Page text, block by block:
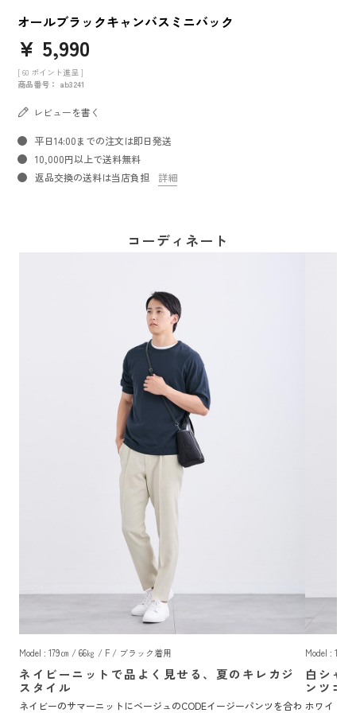
オールブラックキャンバスミニバック
¥ 5,990
[ 60 ポイント進呈 ]
商品番号
ab3241
レビューを書く
平日14:00までの注文は即日発送
10,000円以上で送料無料
返品交換の送料は当店負担
詳細
コーディネート
Model : 179㎝ / 66㎏ / F / ブラック着用
ネイビーニットで品よく見せる、夏のキレカジ
スタイル
ネイビーのサマーニットにベージュのCODEイージーパンツを合わ
Model : 179
白シャ
ンツコ
ホワイトの